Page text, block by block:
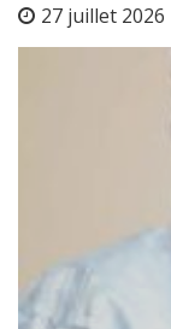
27 juillet 2026